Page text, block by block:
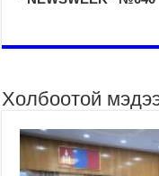
Холбоотой